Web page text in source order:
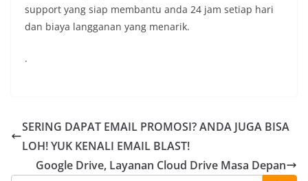
support yang siap membantu anda 24 jam setiap hari
dan biaya langganan yang menarik.
.
SERING DAPAT EMAIL PROMOSI? ANDA JUGA BISA
LOH! YUK KENALI EMAIL BLAST!
Google Drive, Layanan Cloud Drive Masa Depan